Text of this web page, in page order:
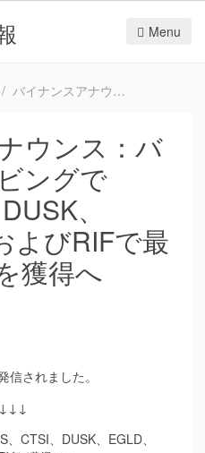
Menu
バイナンスアナウンス：バイナンスセービングでCOS、CTSI、DUSK、EGLD、NKNおよびRIFで最大30%のAPYを獲得へ
ウンス：バ
ングで
、
よびRIFで最
獲得へ
されました。
CTSI、DUSK、EGLD、